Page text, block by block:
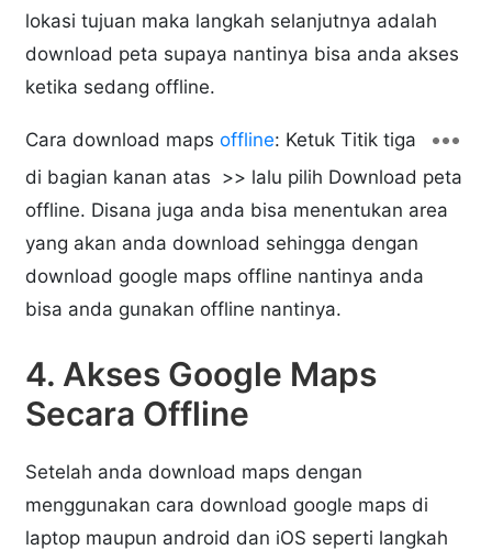
lokasi tujuan maka langkah selanjutnya adalah
download peta supaya nantinya bisa anda akses
ketika sedang offline.
Cara download mapsoffline: Ketuk Titik tiga
di bagian kanan atas >> lalu pilih Download peta
offline. Disana juga anda bisa menentukan area
yang akan anda download sehingga dengan
download google maps offline nantinya anda
bisa anda gunakan offline nantinya.
4. Akses Google Maps
Secara Offline
Setelah anda download maps dengan
menggunakan cara download google maps di
laptop maupun android dan iOS seperti langkah